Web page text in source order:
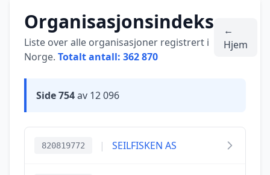
Organisasjonsindeks
Liste over alle organisasjoner registrert i
Norge. Totalt antall: 362 870
←
Hjem
Side 754av 12 096
820819772 | SEILFISKEN AS